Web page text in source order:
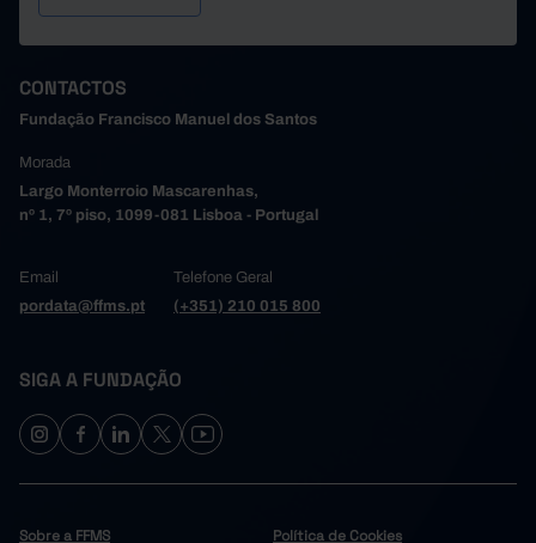
CONTACTOS
Fundação Francisco Manuel dos Santos
Morada
Largo Monterroio Mascarenhas,
nº 1, 7º piso, 1099-081 Lisboa - Portugal
Email
pordata@ffms.pt
Telefone Geral
(+351) 210 015 800
SIGA A FUNDAÇÃO
Sobre a FFMS Política de Cookies